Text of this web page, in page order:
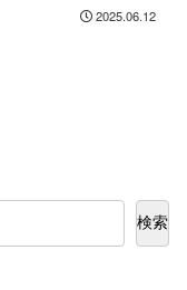
2025.06.12
検索